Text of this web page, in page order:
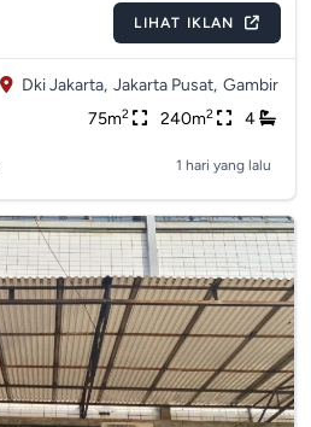
LIHAT IKLAN
Dki Jakarta, Jakarta Pusat, Gambir
75m2 240m2 4
1 hari yang lalu